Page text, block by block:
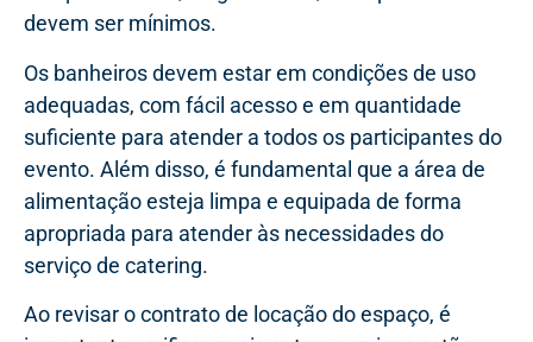
devem ser mínimos.
Os banheiros devem estar em condições de uso
adequadas, com fácil acesso e em quantidade
suficiente para atender a todos os participantes do
evento. Além disso, é fundamental que a área de
alimentação esteja limpa e equipada de forma
apropriada para atender às necessidades do
serviço de catering.
Ao revisar o contrato de locação do espaço, é